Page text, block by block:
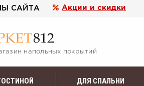
САЙТА Акции и скидки
напольных покрытий
ДЛЯ СПАЛЬНИ